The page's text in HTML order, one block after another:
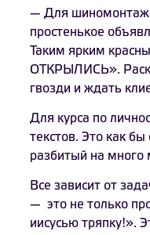
— Для
простенькое
Таким ярким
ОТКРЫЛИСЬ».
гвозди и ждать
Для курса по
текстов. Это как
разбитый на много
Все зависит от
— это не только
иисусью тряпку!».